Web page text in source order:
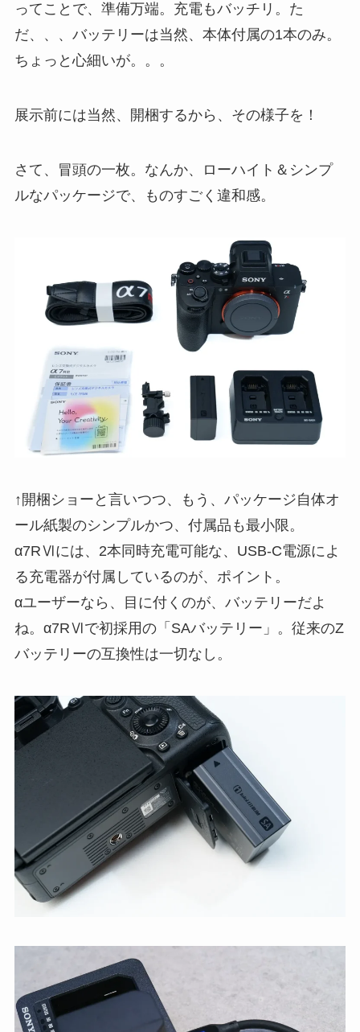
ってことで、準備万端。充電もバッチリ。た
だ、、、バッテリーは当然、本体付属の1本のみ。
ちょっと心細いが。。。
展示前には当然、開梱するから、その様子を！
さて、冒頭の一枚。なんか、ローハイト＆シンプ
ルなパッケージで、ものすごく違和感。
↑開梱ショーと言いつつ、もう、パッケージ自体オ
ール紙製のシンプルかつ、付属品も最小限。
α7RⅥには、2本同時充電可能な、USB-C電源によ
る充電器が付属しているのが、ポイント。
αユーザーなら、目に付くのが、バッテリーだよ
ね。α7RⅥで初採用の「SAバッテリー」。従来のZ
バッテリーの互換性は一切なし。